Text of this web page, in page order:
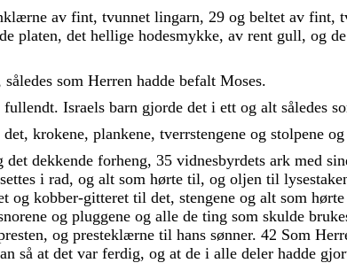
av fint, tvunnet lingarn, 29 og beltet av fint,
de platen, det hellige hodesmykke, av rent gull, og de
således som Herren hadde befalt Moses.
fullendt. Israels barn gjorde det i ett og alt således
det, krokene, plankene, tverrstengene og stolpene og
det dekkende forheng, 35 vidnesbyrdets ark med
settes i rad, og alt som hørte til, og oljen til
og kobber-gitteret til det, stengene og alt som hørte
og pluggene og alle de ting som skulde
, og presteklærne til hans sønner. 42 Som
så at det var ferdig, og at de i alle deler hadde